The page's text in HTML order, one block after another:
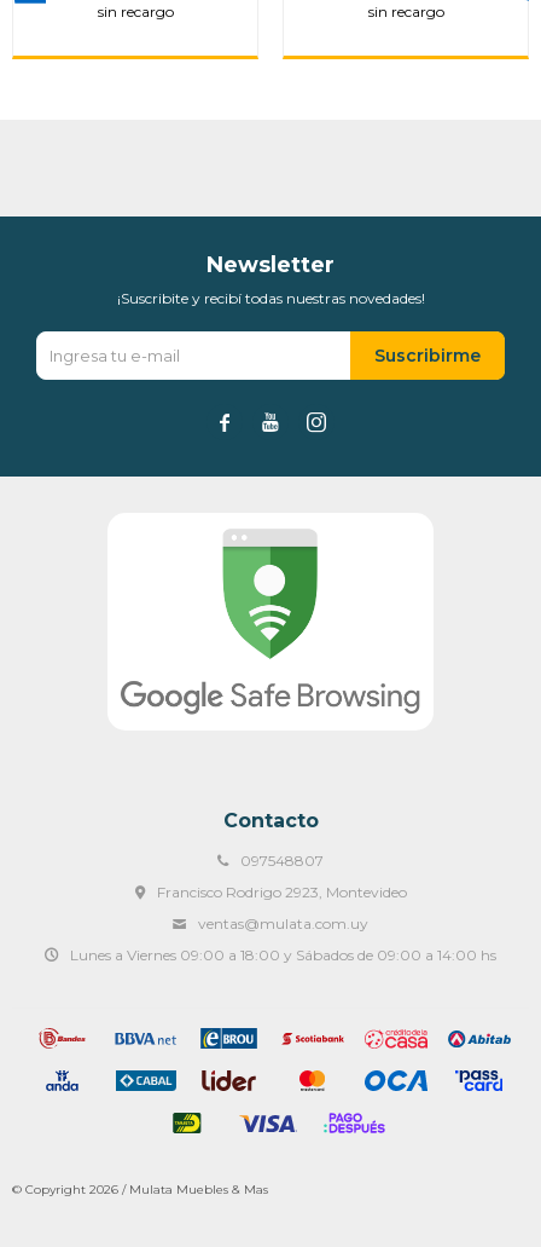
sin recargo
sin recargo
Contacto
097548807
Francisco Rodrigo 2923, Montevideo
ventas@mulata.com.uy
Lunes a Viernes 09:00 a 18:00 y Sábados de 09:00 a 14:00 hs
Newsletter
¡Suscribite y recibí todas nuestras novedades!
Suscribirme
  
© Copyright 2026 / Mulata Muebles & Mas